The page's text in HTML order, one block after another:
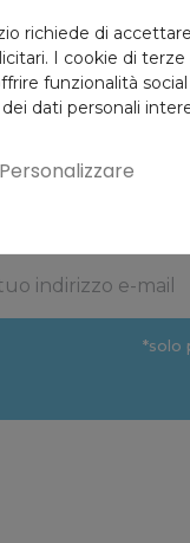
giorni
*solo
richiede di
I cookie di
funzionalità
dati personali
Personalizzare